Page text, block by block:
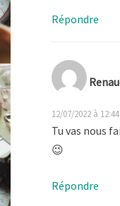
Répondre
12/07/2022 à 12:44
Tu vas nous
😉
Répondre